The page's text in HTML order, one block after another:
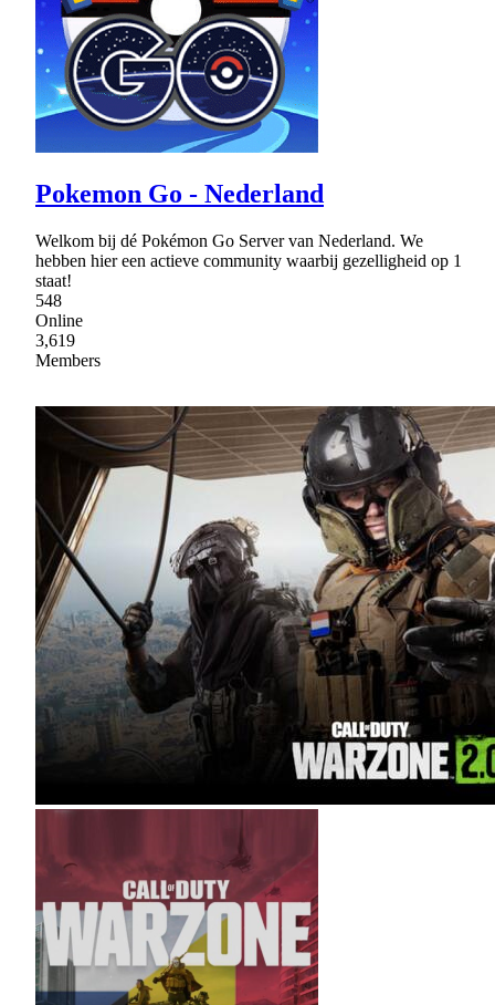
Pokemon Go - Nederland
Welkom bij dé Pokémon Go Server van Nederland. We
hebben hier een actieve community waarbij gezelligheid op 1
staat!
548
Online
3,619
Members